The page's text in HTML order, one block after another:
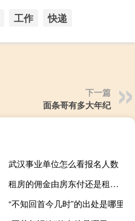
工作 快递
下一篇
面条哥有多大年纪
武汉事业单位怎么看报名人数
租房的佣金由房东付还是租客付
“不知回首今几时”的出处是哪里